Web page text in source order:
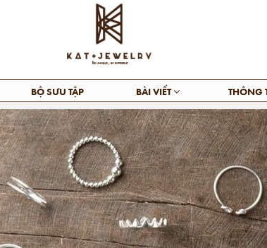
BỘ SƯU TẬP BÀI VIẾT THÔNG